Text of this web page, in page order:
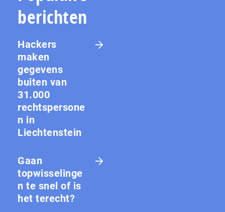
berichten
Hackers
maken
gegevens
buiten van
31.000
rechtspersone
n in
Liechtenstein
Gaan
topwisselinge
n te snel of is
het terecht?